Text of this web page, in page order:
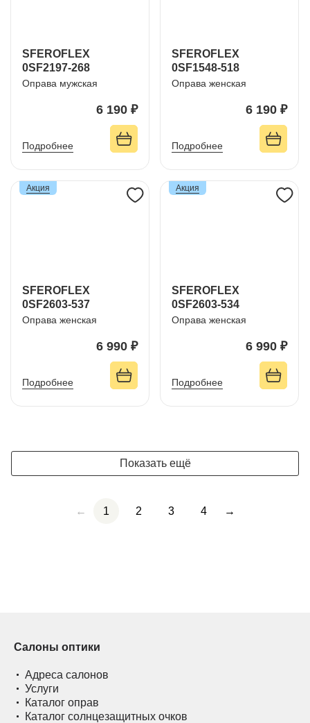
SFEROFLEX
0SF2197-268
Оправа мужская
6 190 ₽
Подробнее
SFEROFLEX
0SF1548-518
Оправа женская
6 190 ₽
Подробнее
SFEROFLEX
0SF2603-537
Оправа женская
6 990 ₽
Подробнее
Акция
SFEROFLEX
0SF2603-534
Оправа женская
6 990 ₽
Подробнее
Акция
Показать ещё
← 1 2 3 4 →
Салоны оптики
Адреса салонов
Услуги
Каталог оправ
Каталог солнцезащитных очков